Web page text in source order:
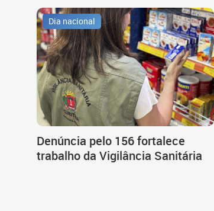
Dia nacional
Denúncia pelo 156 fortalece
trabalho da Vigilância Sanitária